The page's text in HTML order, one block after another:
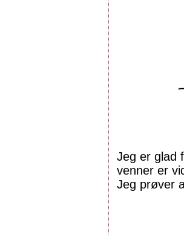
Jeg er glad
venner er
Jeg prøver